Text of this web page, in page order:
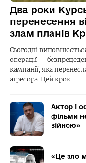
Два роки
перенесення
злам планів
Сьогодні
операції —
кампанії, яка
агресора. Цей крок…
Актор і
фільми
війною»
«Це зло